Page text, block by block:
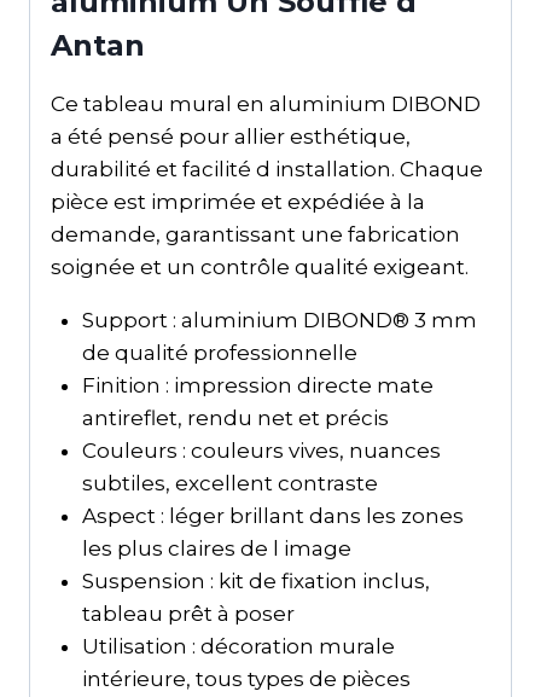
Antan
Ce tableau mural en aluminium DIBOND
a été pensé pour allier esthétique,
durabilité et facilité d installation. Chaque
pièce est imprimée et expédiée à la
demande, garantissant une fabrication
soignée et un contrôle qualité exigeant.
Support : aluminium DIBOND® 3 mm
de qualité professionnelle
Finition : impression directe mate
antireflet, rendu net et précis
Couleurs : couleurs vives, nuances
subtiles, excellent contraste
Aspect : léger brillant dans les zones
les plus claires de l image
Suspension : kit de fixation inclus,
tableau prêt à poser
Utilisation : décoration murale
intérieure, tous types de pièces